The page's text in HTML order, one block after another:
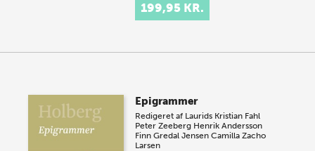
199,95 KR.
Epigrammer
Redigeret af Laurids Kristian Fahl
Peter Zeeberg Henrik Andersson
Finn Gredal Jensen Camilla Zacho
Larsen